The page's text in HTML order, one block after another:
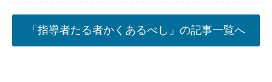
「指導者たる者かくあるべし」の記事一覧へ